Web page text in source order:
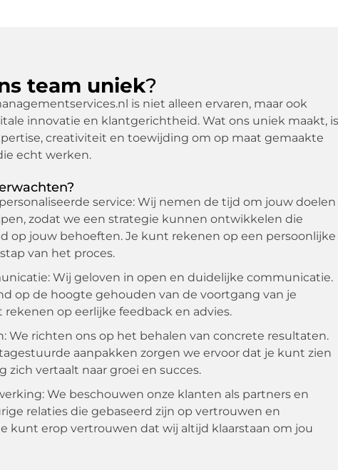
team uniek?
is niet alleen ervaren, maar ook
innovatie en klantgerichtheid. Wat ons uniek maakt,
creativiteit en toewijding om op maat gemaakte
echt werken.
service: Wij nemen de tijd om jouw doelen
zodat we een strategie kunnen ontwikkelen die
op jouw behoeften. Je kunt rekenen op een persoonlijke
van het proces.
Wij geloven in open en duidelijke communicatie.
op de hoogte gehouden van de voortgang van je
op eerlijke feedback en advies.
We richten ons op het behalen van concrete resultaten.
aanpakken zorgen we ervoor dat je kunt zien
zich vertaalt naar groei en succes.
We beschouwen onze klanten als partners en
relaties die gebaseerd zijn op vertrouwen en
kunt erop vertrouwen dat wij altijd klaarstaan om jou